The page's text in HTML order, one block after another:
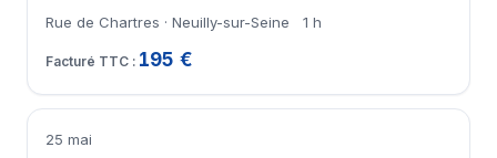
Rue de Chartres · Neuilly-sur-Seine 1 h
195 €
25 mai